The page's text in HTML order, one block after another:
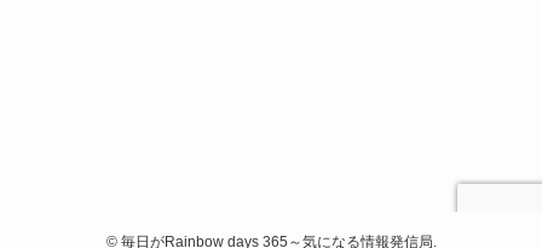
©毎日がRainbow days 365～気になる情報発信局.